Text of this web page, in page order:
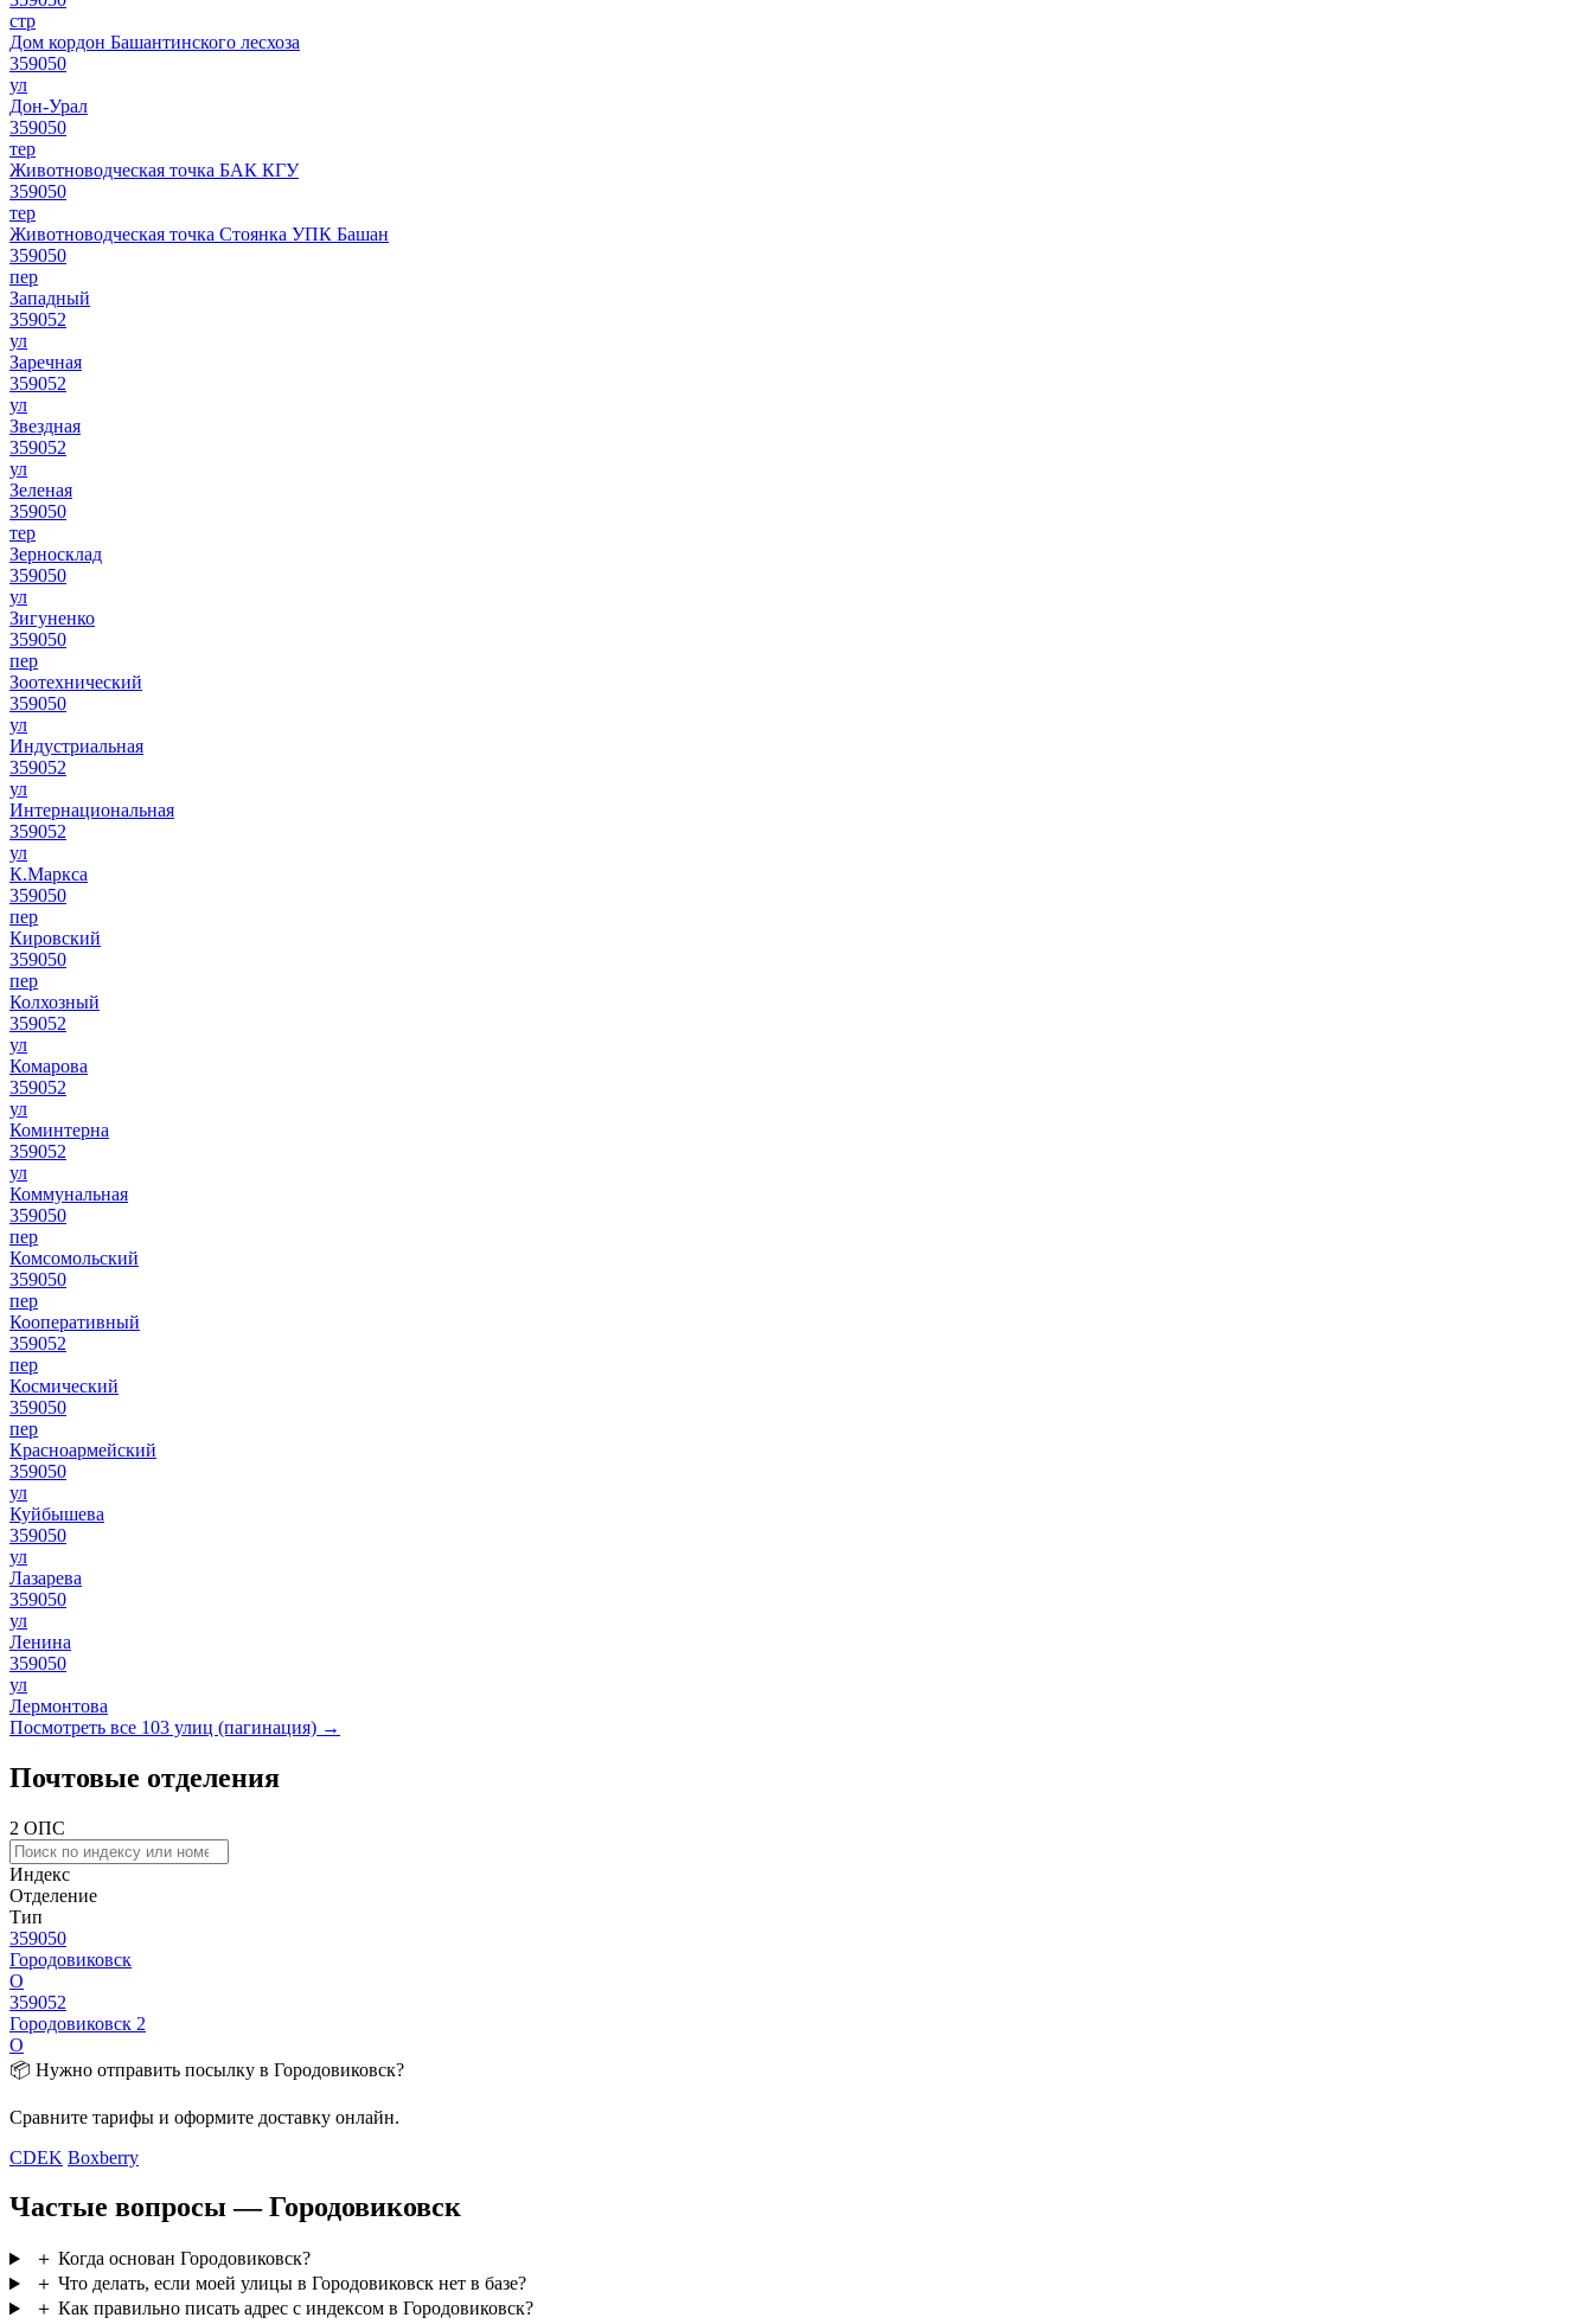
стр
Дом кордон Башантинского лесхоза
359050
ул
Дон-Урал
359050
тер
Животноводческая точка БАК КГУ
359050
тер
Животноводческая точка Стоянка УПК Башан
359050
пер
Западный
359052
ул
Заречная
359052
ул
Звездная
359052
ул
Зеленая
359050
тер
Зерносклад
359050
ул
Зигуненко
359050
пер
Зоотехнический
359050
ул
Индустриальная
359052
ул
Интернациональная
359052
ул
К.Маркса
359050
пер
Кировский
359050
пер
Колхозный
359052
ул
Комарова
359052
ул
Коминтерна
359052
ул
Коммунальная
359050
пер
Комсомольский
359050
пер
Кооперативный
359052
пер
Космический
359050
пер
Красноармейский
359050
ул
Куйбышева
359050
ул
Лазарева
359050
ул
Ленина
359050
ул
Лермонтова
Посмотреть все 103 улиц (пагинация) →
Почтовые отделения
2 ОПС
Индекс
Отделение
Тип
359050
Городовиковск
О
359052
Городовиковск 2
О
📦 Нужно отправить посылку в Городовиковск?
Сравните тарифы и оформите доставку онлайн.
CDEK Boxberry
Частые вопросы — Городовиковск
＋ Когда основан Городовиковск?
＋ Что делать, если моей улицы в Городовиковск нет в базе?
＋ Как правильно писать адрес с индексом в Городовиковск?